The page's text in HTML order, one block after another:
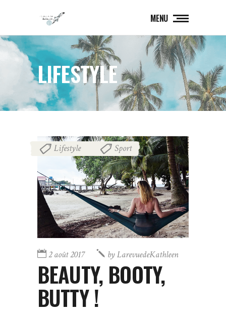
MENU
LIFESTYLE
Lifestyle Sport
2 août 2017 byLarevuedeKathleen
BEAUTY, BOOTY,
BUTTY !